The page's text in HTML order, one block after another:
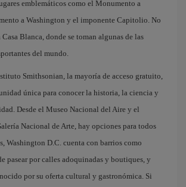
emblemáticos como el Monumento a
a Washington y el imponente Capitolio. No
Blanca, donde se toman algunas de las
del mundo.
Smithsonian, la mayoría de acceso gratuito,
única para conocer la historia, la ciencia y
Desde el Museo Nacional del Aire y el
Nacional de Arte, hay opciones para todos
Washington D.C. cuenta con barrios como
pasear por calles adoquinadas y boutiques, y
por su oferta cultural y gastronómica. Si